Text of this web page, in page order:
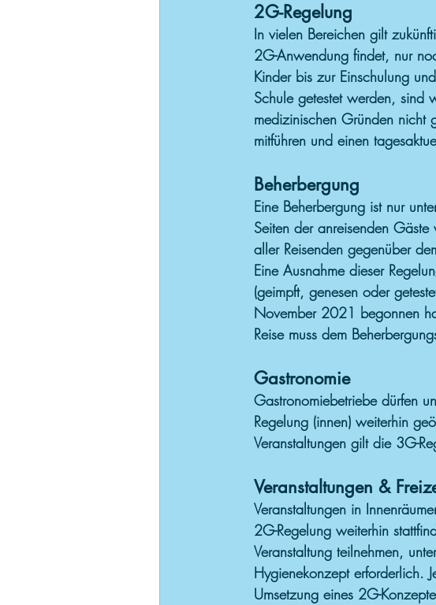
2G-Regelung
In vielen Bereichen gilt
2G-Anwendung findet, nur
Kinder bis zur Einschulung
Schule getestet werden, sind
medizinischen Gründen nicht
mitführen und einen
Beherbergung
Eine Beherbergung ist nur
Seiten der anreisenden
aller Reisenden gegenüber
Eine Ausnahme dieser
(geimpft, genesen oder
November 2021 begonnen
Reise muss dem
Gastronomie
Gastronomiebetriebe dürfen
Regelung (innen) weiterhin
Veranstaltungen gilt die 3G-
Veranstaltungen &
Veranstaltungen in
2G-Regelung weiterhin
Veranstaltung teilnehmen,
Hygienekonzept erforderlich.
Umsetzung eines 2G-